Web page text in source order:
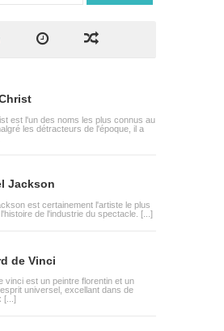
est l'un des noms les plus connus au
les détracteurs de l'époque, il a
Jackson
est certainement l'artiste le plus
de l'industrie du spectacle. [...]
de Vinci
vinci est un peintre florentin et un
universel, excellant dans de
[...]